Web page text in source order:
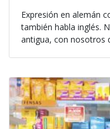
Expresión en alemán
también habla inglés.
antigua, con nosotros